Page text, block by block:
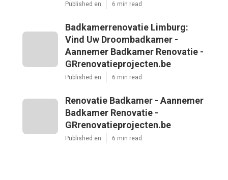
Published en 6 min read
Badkamerrenovatie Limburg:
Vind Uw Droombadkamer -
Aannemer Badkamer Renovatie -
GRrenovatieprojecten.be
Published en 6 min read
Renovatie Badkamer - Aannemer
Badkamer Renovatie -
GRrenovatieprojecten.be
Published en 6 min read